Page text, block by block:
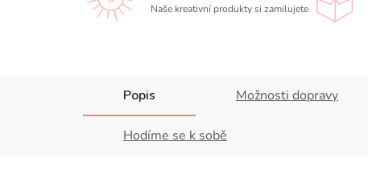
Naše kreativní produkty si zamilujete
Popis Možnosti dopravy
Hodíme se k sobě